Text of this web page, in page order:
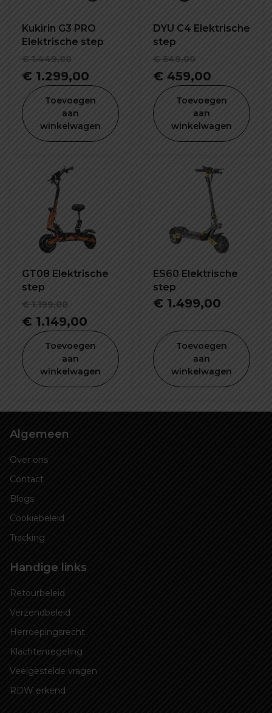
Kukirin G3 PRO
Elektrische step
€1.449,00
Oorspronkelijke
prijs
was:
€ 1.449,00.
€ 1.299,00
prijs
€ 1.299,00.
Toevoegen
aan
winkelwagen
DYU C4 Elektrische
step
€549,00
prijs
€ 549,00.
€ 459,00
prijs
€ 459,00.
Toevoegen
aan
winkelwagen
GT08 Elektrische
step
€1.199,00
Oorspronkelijke
prijs
€ 1.199,00.
€ 1.149,00
prijs
€ 1.149,00.
Toevoegen
aan
winkelwagen
ES60 Elektrische
step
€ 1.499,00
Toevoegen
aan
winkelwagen
Algemeen
Over ons
Contact
Blogs
Cookiebeleid
Tracking
Handige links
Retourbeleid
Verzendbeleid
Herroepingsrecht
Klachtenregeling
Veelgestelde vragen
RDW erkend